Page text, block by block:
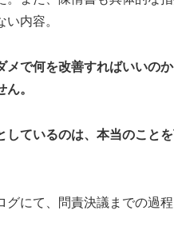
内容。
メで何を改善すればいいの
。
しているのは、本当のこと
グにて、問責決議までの過